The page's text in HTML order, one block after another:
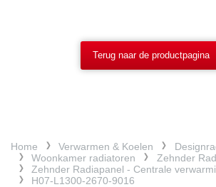
Terug naar de productpagina
Home Verwarmen & Koelen
Woonkamer radiatoren
Zehnder
Zehnder Radiapanel - Centrale
H07-L1300-2670-9016